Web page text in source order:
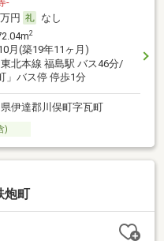
円
なし
2
月(築19年11ヶ月)
東北本線 福島駅 バス46分/
」バス停 停歩1分
伊達郡川俣町字瓦町
)
炮町